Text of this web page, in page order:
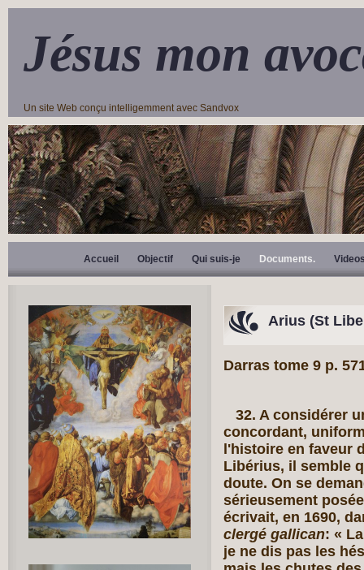
Jésus mon
Un site Web conçu intelligemment avec Sandvox
Accueil Objectif Qui suis-je Documents.
Arius (St
Darras tome 9 p.
32. A considérer
concordant,
l'histoire en faveur
Libérius, il semble
doute. On se
sérieusement
écrivait, en 1690,
clergé gallican: «
je ne dis pas les